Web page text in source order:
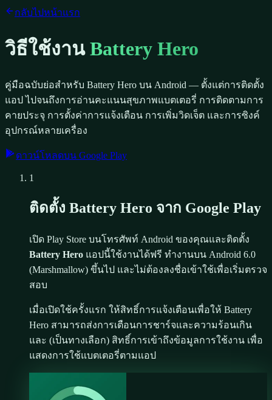
กลับไปหน้าแรก
วิธีใช้งาน Battery Hero
คู่มือฉบับย่อสำหรับ Battery Hero บน Android — ตั้งแต่การติดตั้ง
แอป ไปจนถึงการอ่านคะแนนสุขภาพแบตเตอรี่ การติดตามการ
คายประจุ การตั้งค่าการแจ้งเตือน การเพิ่มวิดเจ็ต และการซิงค์
อุปกรณ์หลายเครื่อง
ดาวน์โหลดบน Google Play
1
ติดตั้ง Battery Hero จาก Google Play
เปิด Play Store บนโทรศัพท์ Android ของคุณและติดตั้ง
Battery Hero แอปนี้ใช้งานได้ฟรี ทำงานบน Android 6.0
(Marshmallow) ขึ้นไป และไม่ต้องลงชื่อเข้าใช้เพื่อเริ่มตรวจ
สอบ
เมื่อเปิดใช้ครั้งแรก ให้สิทธิ์การแจ้งเตือนเพื่อให้ Battery
Hero สามารถส่งการเตือนการชาร์จและความร้อนเกิน
และ (เป็นทางเลือก) สิทธิ์การเข้าถึงข้อมูลการใช้งาน เพื่อ
แสดงการใช้แบตเตอรี่ตามแอป